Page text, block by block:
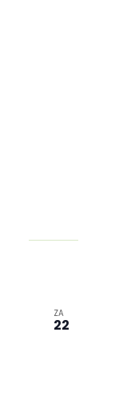
ZA
22